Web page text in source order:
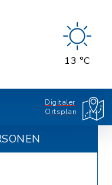
13 °C
Digitaler
Ortsplan